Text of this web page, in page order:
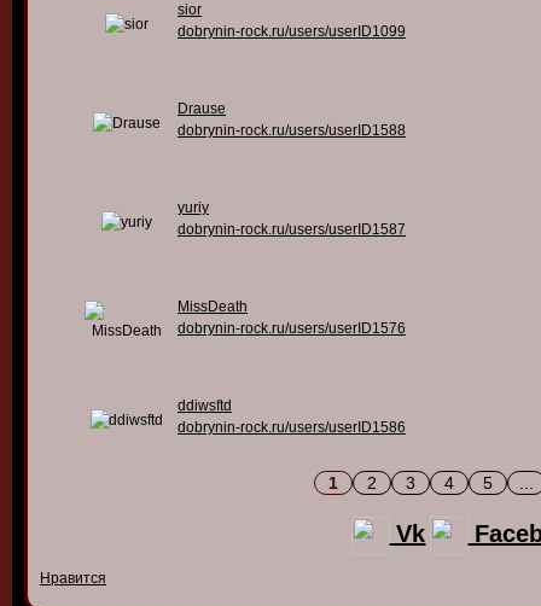
sior
dobrynin-rock.ru/users/userID1099
Drause
dobrynin-rock.ru/users/userID1588
yuriy
dobrynin-rock.ru/users/userID1587
MissDeath
dobrynin-rock.ru/users/userID1576
ddiwsftd
dobrynin-rock.ru/users/userID1586
1 2 3 4 5
Vk
Нравится